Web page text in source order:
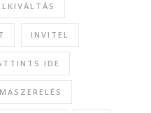
INVITEL
IDE